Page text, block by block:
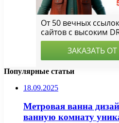
Популярные статьи
18.09.2025
Метровая ванна
ванную комнату